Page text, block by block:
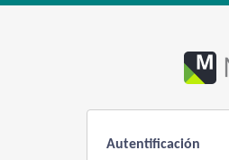
Autentificación